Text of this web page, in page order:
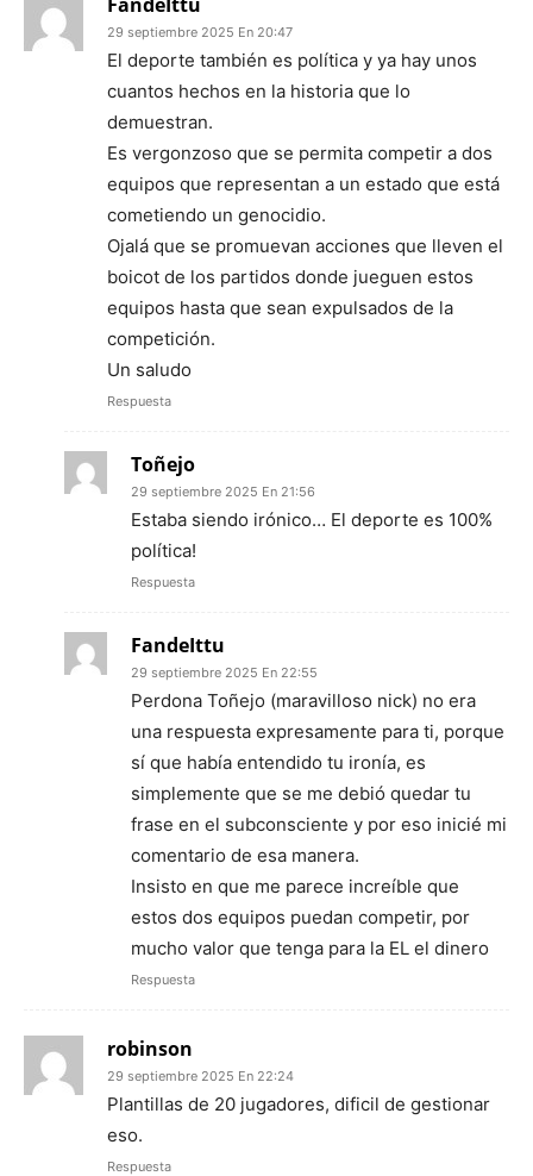
29 septiembre 2025 En 20:47
El deporte también es política y ya hay unos
cuantos hechos en la historia que lo
demuestran.
Es vergonzoso que se permita competir a dos
equipos que representan a un estado que está
cometiendo un genocidio.
Ojalá que se promuevan acciones que lleven el
boicot de los partidos donde jueguen estos
equipos hasta que sean expulsados de la
competición.
Un saludo
Respuesta
Toñejo
29 septiembre 2025 En 21:56
Estaba siendo irónico… El deporte es 100%
política!
Respuesta
FandeIttu
29 septiembre 2025 En 22:55
Perdona Toñejo (maravilloso nick) no era
una respuesta expresamente para ti, porque
sí que había entendido tu ironía, es
simplemente que se me debió quedar tu
frase en el subconsciente y por eso inicié mi
comentario de esa manera.
Insisto en que me parece increíble que
estos dos equipos puedan competir, por
mucho valor que tenga para la EL el dinero
Respuesta
robinson
29 septiembre 2025 En 22:24
Plantillas de 20 jugadores, dificil de gestionar
eso.
Respuesta